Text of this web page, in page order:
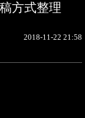
方式整理
2018-11-22 21:58